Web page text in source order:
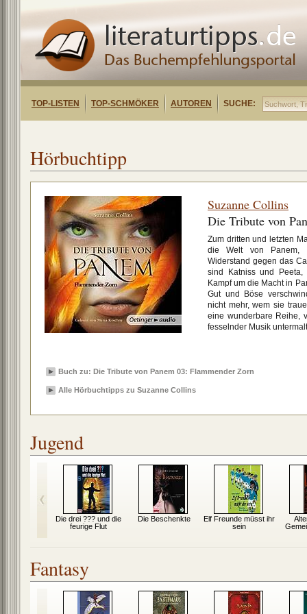
TOP-LISTEN TOP-SCHMÖKER AUTOREN SUCHE:
Hörbuchtipp
Suzanne Collins
Die Tribute von
Zum dritten und letzten
die Welt von Panem,
Widerstand gegen das
sind Katniss und
Kampf um die Macht in
Gut und Böse
nicht mehr, wem sie
eine wunderbare Reihe,
fesselnder Musik
Buch zu: Die Tribute von Panem 03: Flammender Zorn
Alle Hörbuchtipps zu Suzanne Collins
Jugend
Die drei ??? und die
feurige Flut
Die Beschenkte
Elf Freunde müsst ihr
sein
Fantasy